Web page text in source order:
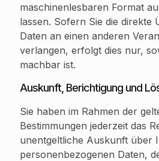
maschinenlesbaren Format
lassen. Sofern Sie die direkte
Daten an einen anderen
verlangen, erfolgt dies nur,
machbar ist.
Auskunft, Berichtigung und
Sie haben im Rahmen der
Bestimmungen jederzeit das
unentgeltliche Auskunft über
personenbezogenen Daten,